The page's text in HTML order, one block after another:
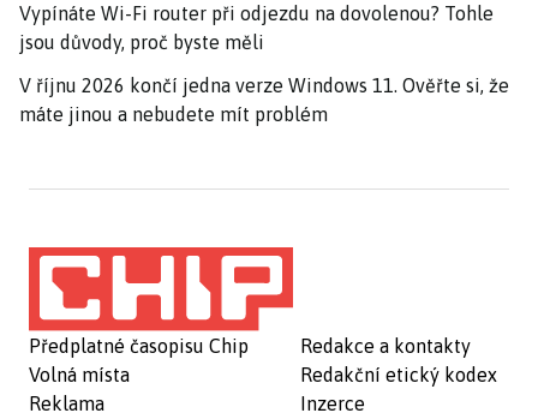
Vypínáte Wi-Fi router při odjezdu na dovolenou? Tohle
jsou důvody, proč byste měli
V říjnu 2026 končí jedna verze Windows 11. Ověřte si, že
máte jinou a nebudete mít problém
Předplatné časopisu Chip
Volná místa
Reklama
Redakce a kontakty
Redakční etický kodex
Inzerce